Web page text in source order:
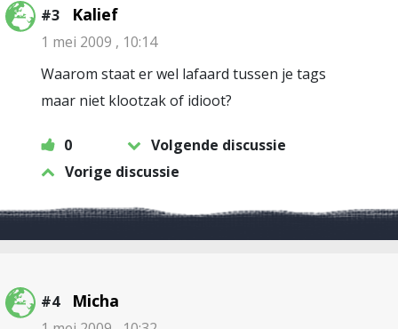
#3 Kalief
1 mei 2009 , 10:14
Waarom staat er wel lafaard tussen je tags
maar niet klootzak of idioot?
0
Volgende discussie
Vorige discussie
#4 Micha